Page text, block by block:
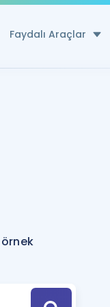
Faydalı Araçlar
Hesaplama Aracı
için Öneriler
Tek Takvimde